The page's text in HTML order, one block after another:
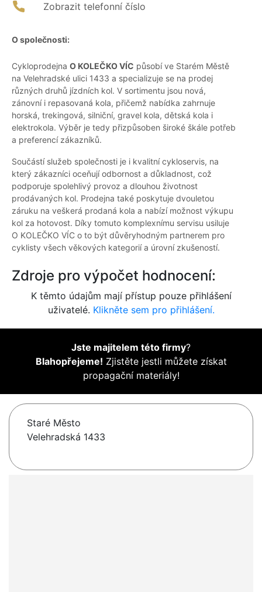
Zobrazit telefonní číslo
O společnosti:
Cykloprodejna O KOLEČKO VÍC působí ve Starém Městě
na Velehradské ulici 1433 a specializuje se na prodej
různých druhů jízdních kol. V sortimentu jsou nová,
zánovní i repasovaná kola, přičemž nabídka zahrnuje
horská, trekingová, silniční, gravel kola, dětská kola i
elektrokola. Výběr je tedy přizpůsoben široké škále potřeb
a preferencí zákazníků.
Součástí služeb společnosti je i kvalitní cykloservis, na
který zákazníci oceňují odbornost a důkladnost, což
podporuje spolehlivý provoz a dlouhou životnost
prodávaných kol. Prodejna také poskytuje dvouletou
záruku na veškerá prodaná kola a nabízí možnost výkupu
kol za hotovost. Díky tomuto komplexnímu servisu usiluje
O KOLEČKO VÍC o to být důvěryhodným partnerem pro
cyklisty všech věkových kategorií a úrovní zkušeností.
Zdroje pro výpočet hodnocení:
K těmto údajům mají přístup pouze přihlášení
uživatelé. Klikněte sem pro přihlášení.
Jste majitelem této firmy?
Blahopřejeme! Zjistěte jestli můžete získat
propagační materiály!
Staré Město
Velehradská 1433